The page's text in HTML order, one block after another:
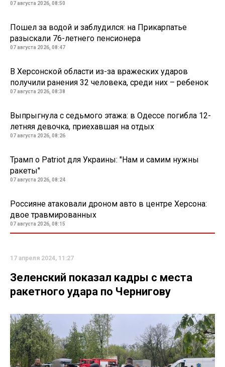
07 августа 2026, 08:50
Пошел за водой и заблудился: на Прикарпатье
разыскали 76-летнего пенсионера
07 августа 2026, 08:47
В Херсонской области из-за вражеских ударов
получили ранения 32 человека, среди них – ребенок
07 августа 2026, 08:38
Выпрыгнула с седьмого этажа: в Одессе погибла 12-
летняя девочка, приехавшая на отдых
07 августа 2026, 08:26
Трамп о Patriot для Украины: "Нам и самим нужны
ракеты"
07 августа 2026, 08:24
Россияне атаковали дроном авто в центре Херсона:
двое травмированных
07 августа 2026, 08:15
17 апреля 2024, 11:27
Зеленский показал кадры с места
ракетного удара по Чернигову